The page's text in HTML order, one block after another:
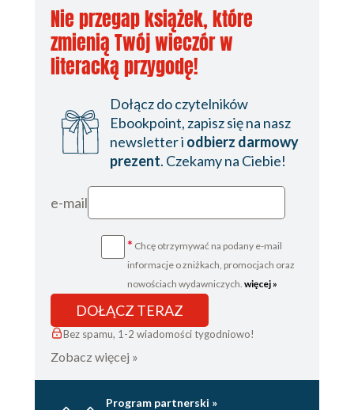
Nie przegap książek, które
zmienią Twój wieczór w
literacką przygodę!
Dołącz do czytelników
Ebookpoint, zapisz się na nasz
newsletter i odbierz darmowy
prezent. Czekamy na Ciebie!
e-mail
* Chcę otrzymywać na podany e-mail
informacje o zniżkach, promocjach oraz
nowościach wydawniczych. więcej »
DOŁĄCZ TERAZ
Bez spamu, 1-2 wiadomości tygodniowo!
Zobacz więcej »
Program partnerski »